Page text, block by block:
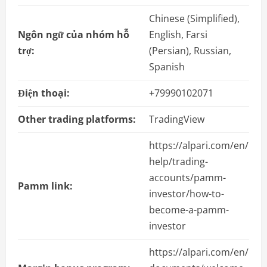
Ngôn ngữ của nhóm hỗ
trợ:
Chinese (Simplified),
English, Farsi
(Persian), Russian,
Spanish
Điện thoại:
+79990102071
Other trading platforms:
TradingView
Pamm link:
https://alpari.com/en/
help/trading-
accounts/pamm-
investor/how-to-
become-a-pamm-
investor
https://alpari.com/en/